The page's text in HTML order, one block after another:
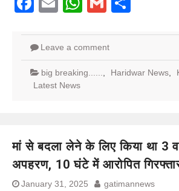
Leave a comment
big breaking...... Haridwar News
Latest News
मां से बदला लेने के लिए किया था 3
अपहरण, 10 घंटे में आरोपित
January 31, 2025 gatimannews